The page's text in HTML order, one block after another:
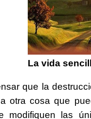
La vida
que la
otra cosa que
modifiquen las